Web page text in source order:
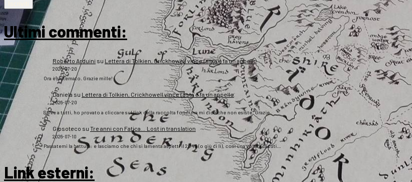
Ultimi commenti:
Roberto Arduini su Lettera di Tolkien, Crickhowell vince l’asta e fa un appello
2026-07-20
Ora è sistemato. Grazie mille!
Daniela su Lettera di Tolkien, Crickhowell vince l’asta e fa un appello
2026-07-20
Salve a tutti, ho provato a cliccare sul link della raccolta fondi ma mi dice che non esiste. Grazie
Gipsoteco su Tre anni con Fatica… Lost in translation
2026-07-10
Passatemi la battuta: e lasciamo che chi si lamenta aspetti il 2043 (o giù di lì), così una volta scaduti…
Link esterni: